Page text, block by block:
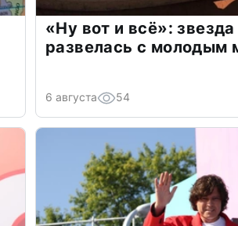
«Ну вот и всё»:
развелась с молодым
6 августа 54